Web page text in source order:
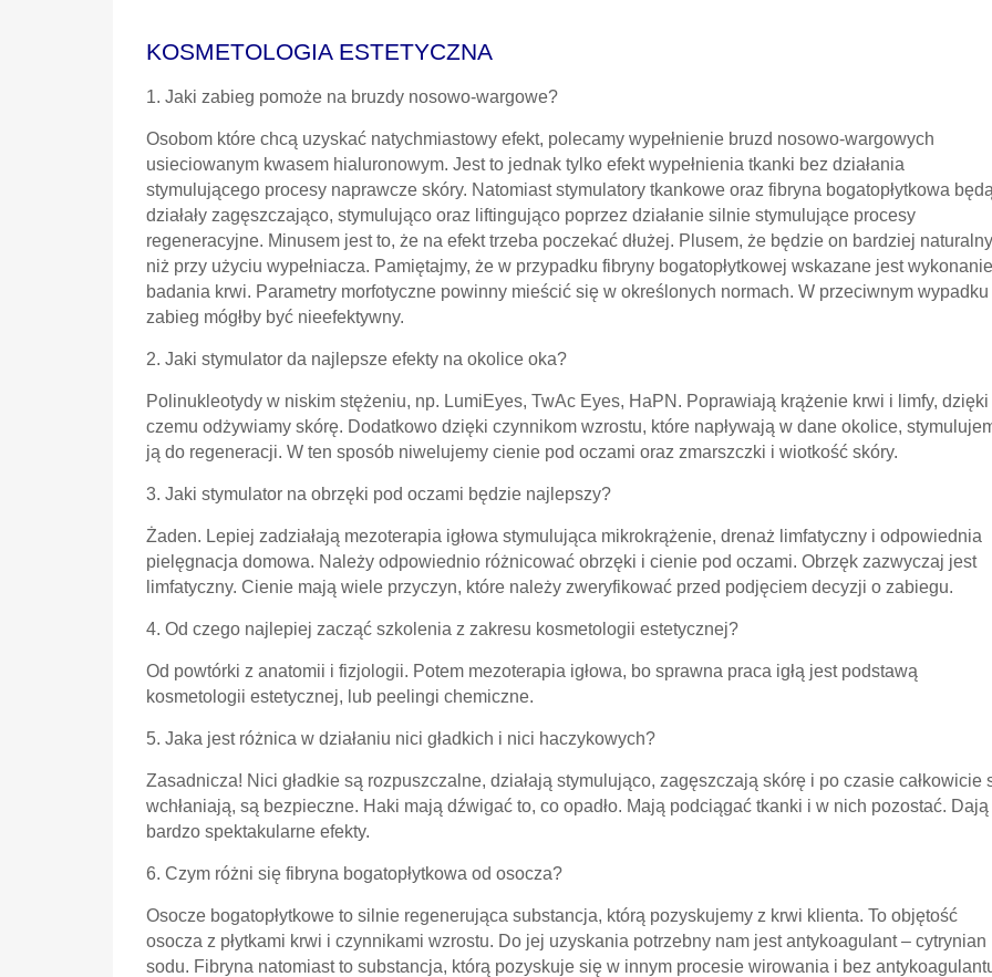
KOSMETOLOGIA ESTETYCZNA
1. Jaki zabieg pomoże na bruzdy nosowo-wargowe?
Osobom które chcą uzyskać natychmiastowy efekt, polecamy wypełnienie bruzd nosowo-wargowych
usieciowanym kwasem hialuronowym. Jest to jednak tylko efekt wypełnienia tkanki bez działania
stymulującego procesy naprawcze skóry. Natomiast stymulatory tkankowe oraz fibryna bogatopłytkowa będą
działały zagęszczająco, stymulująco oraz liftingująco poprzez działanie silnie stymulujące procesy
regeneracyjne. Minusem jest to, że na efekt trzeba poczekać dłużej. Plusem, że będzie on bardziej naturalny
niż przy użyciu wypełniacza. Pamiętajmy, że w przypadku fibryny bogatopłytkowej wskazane jest wykonanie
badania krwi. Parametry morfotyczne powinny mieścić się w określonych normach. W przeciwnym wypadku
zabieg mógłby być nieefektywny.
2. Jaki stymulator da najlepsze efekty na okolice oka?
Polinukleotydy w niskim stężeniu, np. LumiEyes, TwAc Eyes, HaPN. Poprawiają krążenie krwi i limfy, dzięki
czemu odżywiamy skórę. Dodatkowo dzięki czynnikom wzrostu, które napływają w dane okolice,
ją do regeneracji. W ten sposób niwelujemy cienie pod oczami oraz zmarszczki i wiotkość skóry.
3. Jaki stymulator na obrzęki pod oczami będzie najlepszy?
Żaden. Lepiej zadziałają mezoterapia igłowa stymulująca mikrokrążenie, drenaż limfatyczny i odpowiednia
pielęgnacja domowa. Należy odpowiednio różnicować obrzęki i cienie pod oczami. Obrzęk zazwyczaj jest
limfatyczny. Cienie mają wiele przyczyn, które należy zweryfikować przed podjęciem decyzji o zabiegu.
4. Od czego najlepiej zacząć szkolenia z zakresu kosmetologii estetycznej?
Od powtórki z anatomii i fizjologii. Potem mezoterapia igłowa, bo sprawna praca igłą jest podstawą
kosmetologii estetycznej, lub peelingi chemiczne.
5. Jaka jest różnica w działaniu nici gładkich i nici haczykowych?
Zasadnicza! Nici gładkie są rozpuszczalne, działają stymulująco, zagęszczają skórę i po czasie całkowicie
wchłaniają, są bezpieczne. Haki mają dźwigać to, co opadło. Mają podciągać tkanki i w nich pozostać. Dają
bardzo spektakularne efekty.
6. Czym różni się fibryna bogatopłytkowa od osocza?
Osocze bogatopłytkowe to silnie regenerująca substancja, którą pozyskujemy z krwi klienta. To objętość
osocza z płytkami krwi i czynnikami wzrostu. Do jej uzyskania potrzebny nam jest antykoagulant – cytrynian
sodu. Fibryna natomiast to substancja, którą pozyskuje się w innym procesie wirowania i bez